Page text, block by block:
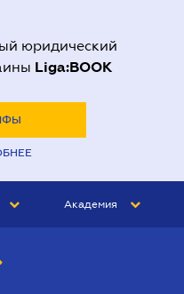
юридический
Liga:BOOK
Академия